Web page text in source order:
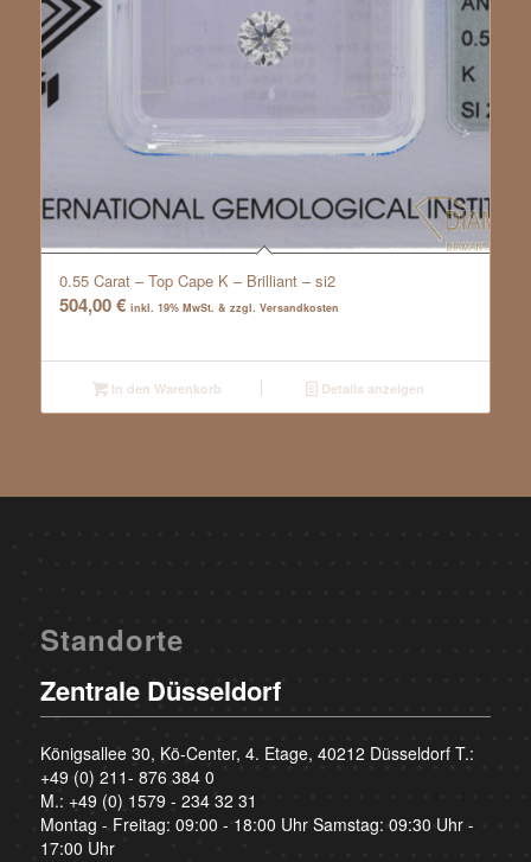
0.55 Carat – Top Cape K – Brilliant – si2
504,00€ inkl. 19% MwSt. & zzgl. Versandkosten
In den Warenkorb Details anzeigen
Standorte
Zentrale Düsseldorf
Königsallee 30, Kö-Center, 4. Etage, 40212 Düsseldorf T.:
+49 (0) 211- 876 384 0
M.: +49 (0) 1579 - 234 32 31
Montag - Freitag: 09:00 - 18:00 Uhr Samstag: 09:30 Uhr -
17:00 Uhr